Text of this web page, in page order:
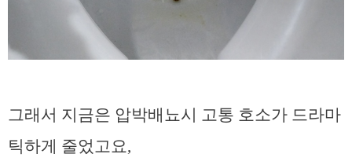
그래서 지금은 압박배뇨시 고통 호소가 드라마
틱하게 줄었고요,